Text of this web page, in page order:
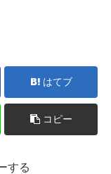
はてブ
コピー
する